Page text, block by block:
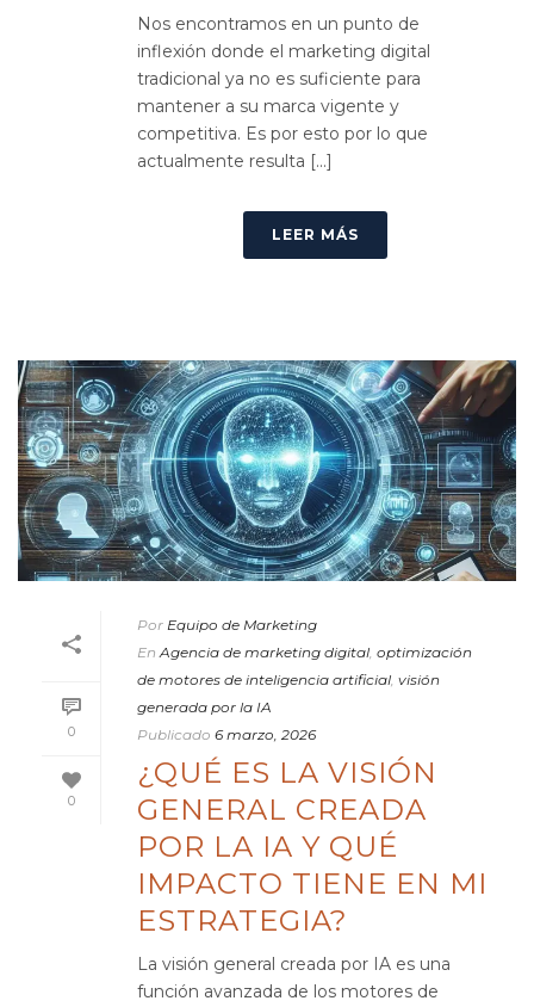
Nos encontramos en un punto de
inflexión donde el marketing digital
tradicional ya no es suficiente para
mantener a su marca vigente y
competitiva. Es por esto por lo que
actualmente resulta [...]
LEER MÁS
0
0
Por Equipo de Marketing
En Agencia de marketing digital, optimización
de motores de inteligencia artificial, visión
generada por la IA
Publicado 6 marzo, 2026
¿QUÉ ES LA VISIÓN
GENERAL CREADA
POR LA IA Y QUÉ
IMPACTO TIENE EN MI
ESTRATEGIA?
La visión general creada por IA es una
función avanzada de los motores de